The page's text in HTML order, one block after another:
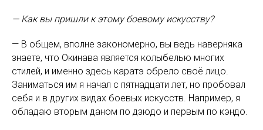
— Как вы пришли к этому боевому искусству?
— В общем, вполне закономерно, вы ведь наверняка
знаете, что Окинава является колыбелью многих
стилей, и именно здесь каратэ обрело своё лицо.
Заниматься им я начал с пятнадцати лет, но пробовал
себя и в других видах боевых искусств. Например, я
обладаю вторым даном по дзюдо и первым по кэндо.